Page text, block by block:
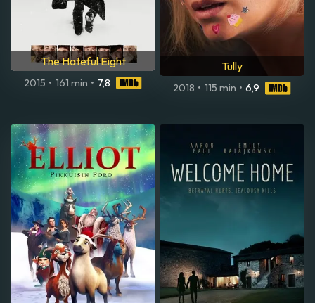
The Hateful Eight
2015 • 161 min • 7,8
Tully
2018 • 115 min • 6,9